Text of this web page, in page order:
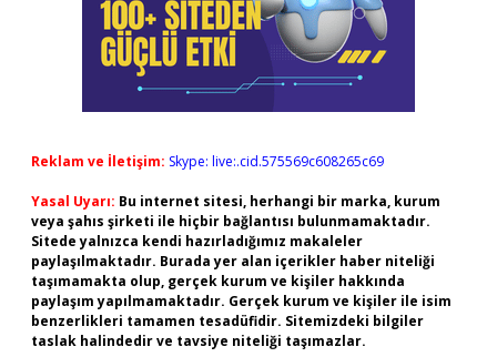
Reklam ve İletişim: Skype: live:.cid.575569c608265c69
Yasal Uyarı: Bu internet sitesi, herhangi bir marka, kurum
veya şahıs şirketi ile hiçbir bağlantısı bulunmamaktadır.
Sitede yalnızca kendi hazırladığımız makaleler
paylaşılmaktadır. Burada yer alan içerikler haber niteliği
taşımamakta olup, gerçek kurum ve kişiler hakkında
paylaşım yapılmamaktadır. Gerçek kurum ve kişiler ile isim
benzerlikleri tamamen tesadüfidir. Sitemizdeki bilgiler
taslak halindedir ve tavsiye niteliği taşımazlar.